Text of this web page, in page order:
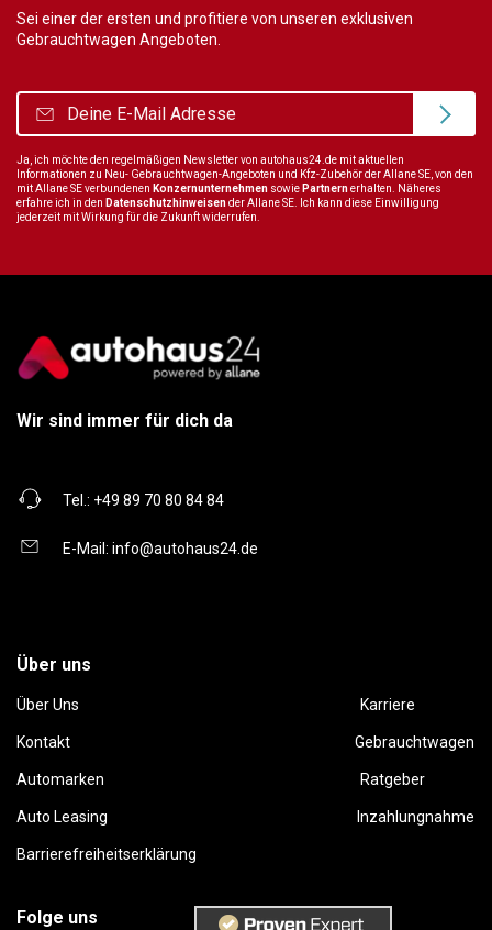
Sei einer der ersten und profitiere von unseren exklusiven
Gebrauchtwagen Angeboten.
Ja, ich möchte den regelmäßigen Newsletter von autohaus24.de mit aktuellen
Informationen zu Neu- Gebrauchtwagen-Angeboten und Kfz-Zubehör der Allane SE, von den
mit Allane SE verbundenen Konzernunternehmen sowie Partnernerhalten. Näheres
erfahre ich in den Datenschutzhinweisender Allane SE. Ich kann diese Einwilligung
jederzeit mit Wirkung für die Zukunft widerrufen.
Wir sind immer für dich da
Tel.: +49 89 70 80 84 84
E-Mail: info@autohaus24.de
Über uns
Über Uns Karriere
Kontakt Gebrauchtwagen
Automarken Ratgeber
Auto Leasing Inzahlungnahme
Barrierefreiheitserklärung
Folge uns